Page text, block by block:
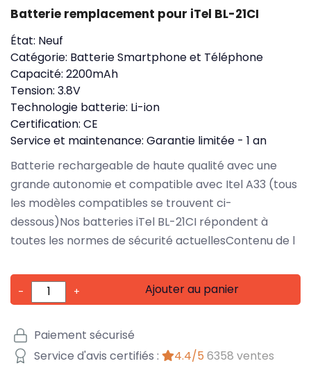
Batterie remplacement pour iTel BL-21CI
État: Neuf
Catégorie: Batterie Smartphone et Téléphone
Capacité: 2200mAh
Tension: 3.8V
Technologie batterie: Li-ion
Certification: CE
Service et maintenance: Garantie limitée - 1 an
Batterie rechargeable de haute qualité avec une
grande autonomie et compatible avec Itel A33 (tous
les modèles compatibles se trouvent ci-
dessous)Nos batteries iTel BL-21CI répondent à
toutes les normes de sécurité actuellesContenu de l
- + Ajouter au panier
Paiement sécurisé
Service d'avis certifiés :
4.4/5 6358 ventes